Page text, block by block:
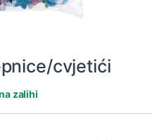
cvjetići
zalihi